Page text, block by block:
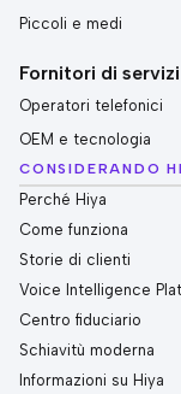
Piccoli e medi
Fornitori di servizi
Operatori telefonici
OEM e tecnologia
CONSIDERANDO
Perché Hiya
Come funziona
Storie di clienti
Voice Intelligence
Centro fiduciario
Schiavitù moderna
Informazioni su Hiya